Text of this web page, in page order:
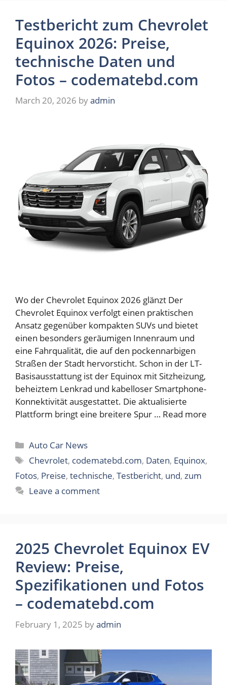
Testbericht zum Chevrolet
Equinox 2026: Preise,
technische Daten und
Fotos – codematebd.com
March 20, 2026 byadmin
Wo der Chevrolet Equinox 2026 glänzt Der
Chevrolet Equinox verfolgt einen praktischen
Ansatz gegenüber kompakten SUVs und bietet
einen besonders geräumigen Innenraum und
eine Fahrqualität, die auf den pockennarbigen
Straßen der Stadt hervorsticht. Schon in der LT-
Basisausstattung ist der Equinox mit Sitzheizung,
beheiztem Lenkrad und kabelloser Smartphone-
Konnektivität ausgestattet. Die aktualisierte
Plattform bringt eine breitere Spur … Read more
Categories
Auto Car News
Tags
Chevrolet, codematebd.com, Daten, Equinox,
Fotos, Preise, technische, Testbericht, und, zum
Leave a comment
2025 Chevrolet Equinox EV
Review: Preise,
Spezifikationen und Fotos
– codematebd.com
February 1, 2025 byadmin